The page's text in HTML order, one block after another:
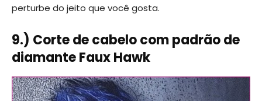
perturbe do jeito que você gosta.
9.) Corte de cabelo com padrão de
diamante Faux Hawk